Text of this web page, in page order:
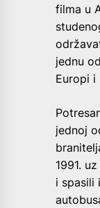
filma u
jednu
Europi i
jednoj
1991.
i spasili